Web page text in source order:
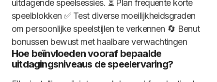
uitdagende speelsessies. ⏳ Plan frequente korte
speelblokken ✅ Test diverse moeilijkheidsgraden
om persoonlijke speelstijlen te verkennen 🔄 Benut
bonussen bewust met haalbare verwachtingen
Hoe beïnvloeden vooraf bepaalde
uitdagingsniveaus de speelervaring?